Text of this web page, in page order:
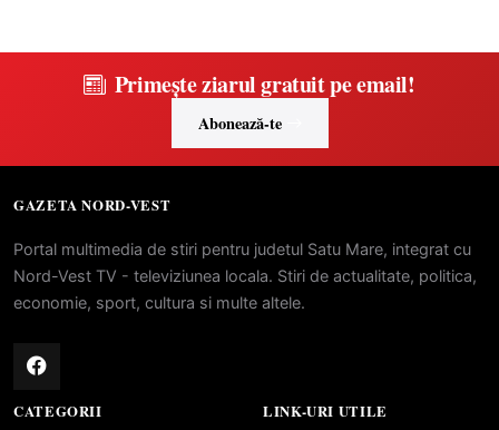
Primește ziarul gratuit pe email!
Abonează-te
GAZETA NORD-VEST
Portal multimedia de stiri pentru judetul Satu Mare, integrat cu
Nord-Vest TV - televiziunea locala. Stiri de actualitate, politica,
economie, sport, cultura si multe altele.
CATEGORII LINK-URI UTILE